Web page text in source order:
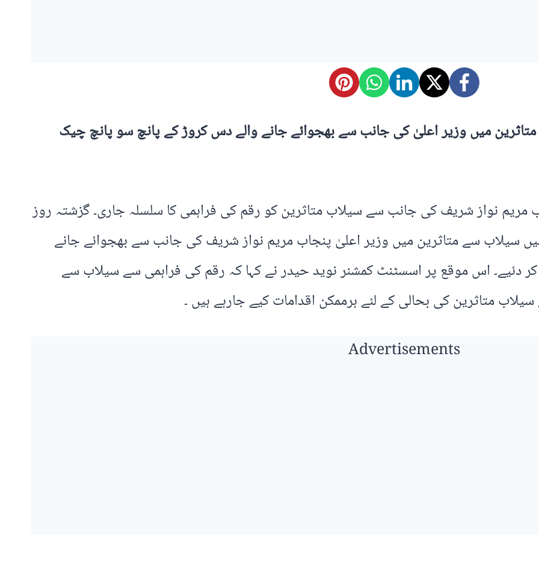
میں وزیر اعلیٰ کی جانب سے بھجوائے جانے والے دس کروڑ کے پانچ سو پانچ چیک
مریم نواز شریف کی جانب سے سیلاب متاثرین کو رقم کی فراہمی کا سلسلہ جاری۔ گزشتہ روز
سیلاب سے متاثرین میں وزیر اعلیٰ پنجاب مریم نواز شریف کی جانب سے بھجوائے جانے
دئیے۔ اس موقع پر اسسٹنٹ کمشنر نوید حیدر نے کہا کہ رقم کی فراہمی سے سیلاب سے
متاثرین کی بحالی کے لئے ہرممکن اقدامات کیے جارہے ہیں ۔
Advertisements